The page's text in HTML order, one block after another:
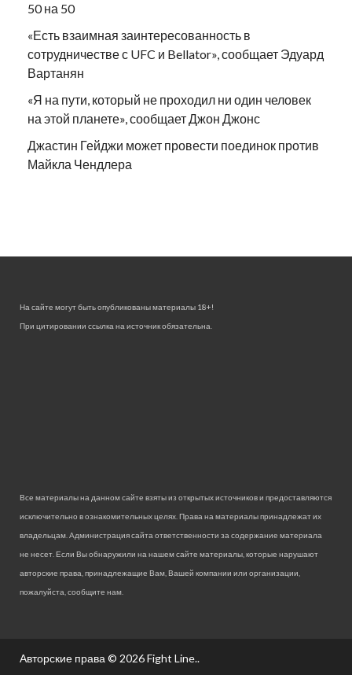
50 на 50
«Есть взаимная заинтересованность в
сотрудничестве с UFC и Bellator», сообщает Эдуард
Вартанян
«Я на пути, который не проходил ни один человек
на этой планете», сообщает Джон Джонс
Джастин Гейджи может провести поединок против
Майкла Чендлера
На сайте могут быть опубликованы материалы 18+!
При цитировании ссылка на источник обязательна.
Все материалы на данном сайте взяты из открытых источников и предоставляются
исключительно в ознакомительных целях. Права на материалы принадлежат их
владельцам. Администрация сайта ответственности за содержание материала
не несет. Если Вы обнаружили на нашем сайте материалы, которые нарушают
авторские права, принадлежащие Вам, Вашей компании или организации,
пожалуйста, сообщите нам.
Авторские права © 2026Fight Line..